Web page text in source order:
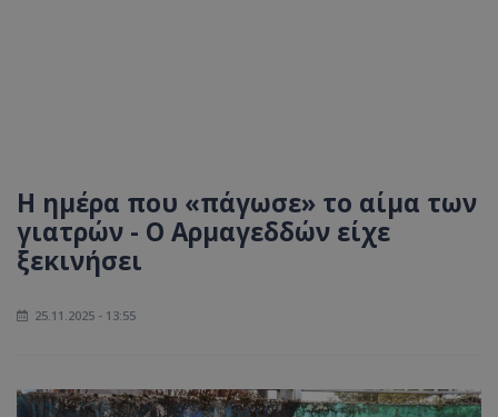
Η ημέρα που «πάγωσε» τo αίμα των
γιατρών - Ο Αρμαγεδδών είχε
ξεκινήσει
25.11.2025 - 13:55